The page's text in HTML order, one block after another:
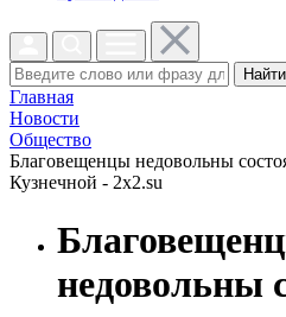
Найти
Главная
Новости
Общество
Благовещенцы недовольны
Кузнечной - 2x2.su
недовольны